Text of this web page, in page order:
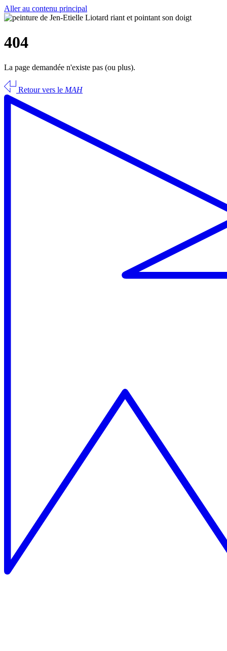
Aller au contenu principal
404
La page demandée n'existe pas (ou plus).
Retour vers le MAH